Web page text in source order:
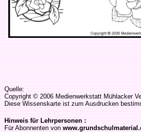
Quelle:
Copyright © 2006 Medienwerkstatt Mühlacker
Diese Wissenskarte ist zum Ausdrucken
Hinweis für Lehrpersonen :
Für Abonnenten von